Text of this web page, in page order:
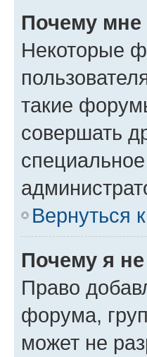
Почему
Некоторые
такие
совершать
Вернуться
Почему я
Право
форума,
может не